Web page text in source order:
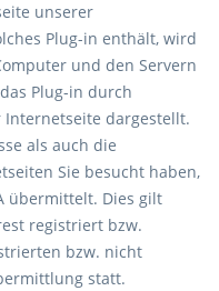
unserer
Plug-in enthält, wird
und den Servern
Plug-in durch
dargestellt.
als auch die
Sie besucht haben,
übermittelt. Dies gilt
registriert bzw.
bzw. nicht
statt.